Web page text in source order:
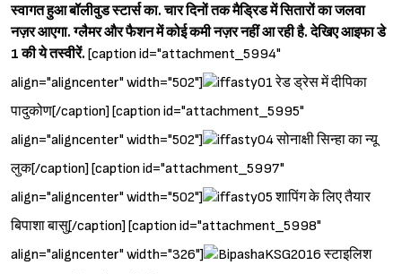
स्वागत हुआ बॉलीवुड स्टार्स का. चार दिनों तक मैड्रिड में सितारों का जलवा
नज़र आएगा. ग्लैमर और फैशन में कोई कमी नज़र नहीं आ रही है. देखिए आइफा डे
1 की ये तस्वीरें. [caption id="attachment_5994"
align="aligncenter" width="502"]
रेड ड्रेस में दीपिका
पादुकोण[/caption] [caption id="attachment_5995"
align="aligncenter" width="502"]
सोनाक्षी सिन्हा का न्यू
लुक[/caption] [caption id="attachment_5997"
align="aligncenter" width="502"]
शापिंग के लिए तैयार
बिपाशा बासु[/caption] [caption id="attachment_5998"
align="aligncenter" width="326"]
स्टाइलिश